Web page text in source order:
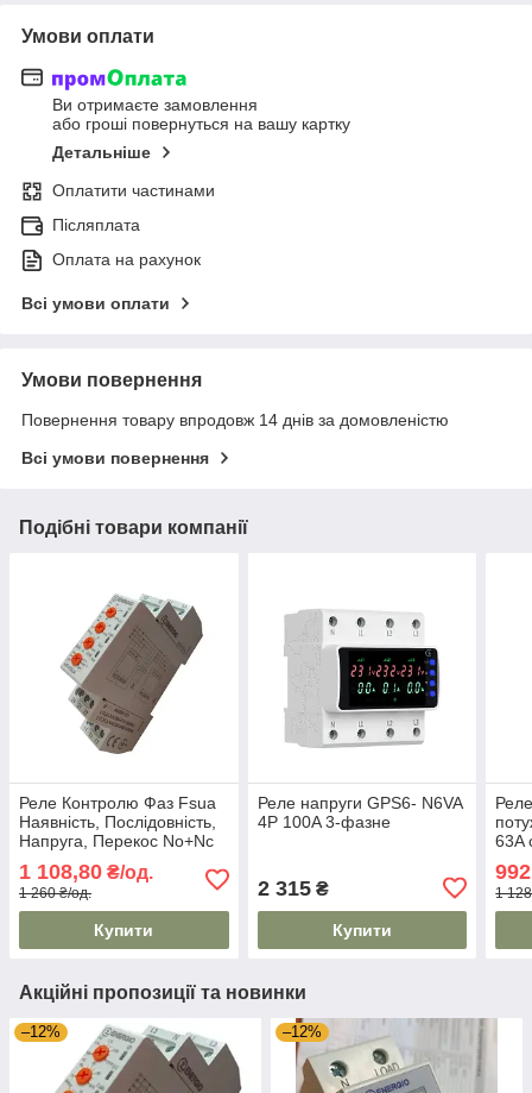
Умови оплати
Ви отримаєте замовлення
або гроші повернуться на вашу картку
Детальніше
Оплатити частинами
Післяплата
Оплата на рахунок
Всі умови оплати
Умови повернення
Повернення товару впродовж 14 днів за домовленістю
Всі умови повернення
Подібні товари компанії
Реле Контролю Фаз Fsua
Наявність, Послідовність,
Напруга, Перекос No+Nc
1 108,80 ₴/од.
1 260 ₴/од.
Купити
Реле напруги GPS6- N6VA
4P 100A 3-фазне
2 315₴
Купити
63A
1
Акційні пропозиції та новинки
–12% –12%